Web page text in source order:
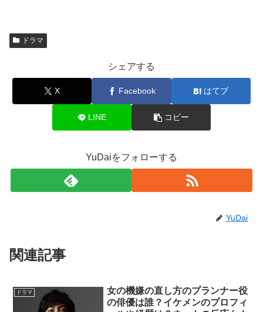
ドラマ
シェアする
X Facebook はてブ
LINE コピー
YuDaiをフォローする
YuDai
関連記事
ドラマ
女の機嫌の直し方のプランナー役
の俳優は誰？イケメンのプロフィ